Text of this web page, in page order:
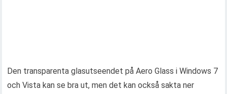
Den transparenta glasutseendet på Aero Glass i Windows 7
och Vista kan se bra ut, men det kan också sakta ner